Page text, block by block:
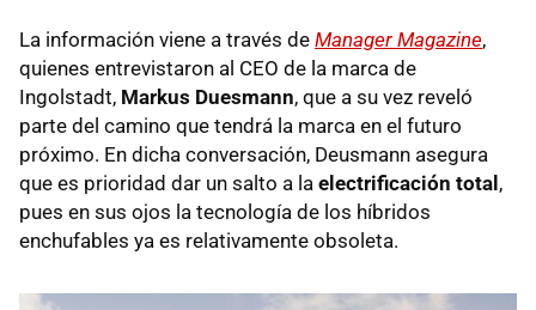
La información viene a través de Manager Magazine,
quienes entrevistaron al CEO de la marca de
Ingolstadt, Markus Duesmann, que a su vez reveló
parte del camino que tendrá la marca en el futuro
próximo. En dicha conversación, Deusmann asegura
que es prioridad dar un salto a la electrificación total ,
pues en sus ojos la tecnología de los híbridos
enchufables ya es relativamente obsoleta.